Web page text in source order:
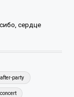
сердце
after-party
concert